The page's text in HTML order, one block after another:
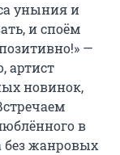
уныния и
и споём
—
артист
новинок,
в
без жанровых